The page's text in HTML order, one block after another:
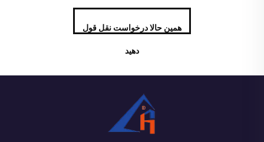
همین حالا درخواست نقل قول
دهید